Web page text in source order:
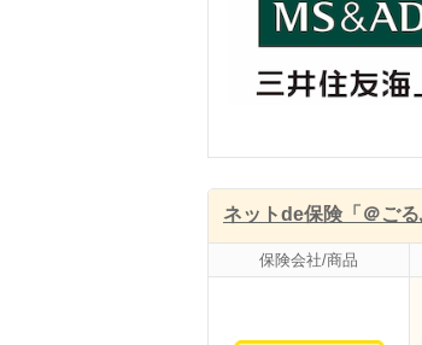
ネットde保険「＠ごる
保険会社/商品